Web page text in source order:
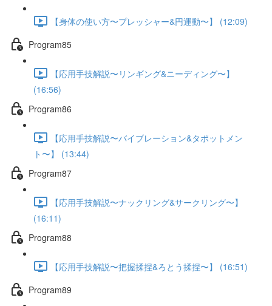
【身体の使い方〜プレッシャー&円運動〜】 (12:09)
Program85
【応用手技解説〜リンギング&ニーディング〜】
(16:56)
Program86
【応用手技解説〜バイブレーション&タポットメン
ト〜】 (13:44)
Program87
【応用手技解説〜ナックリング&サークリング〜】
(16:11)
Program88
【応用手技解説〜把握揉捏&ろとう揉捏〜】 (16:51)
Program89